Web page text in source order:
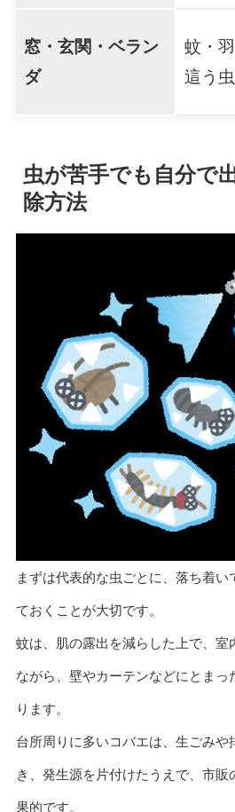
窓・玄関・ベラン
ダ
蚊・羽
這う虫
虫が苦手でも自分で
除方法
まずは代表的な虫ごとに、落ち着い
ておくことが大切です。
蚊は、肌の露出を減らした上で、室
ながら、壁やカーテンなどにとまっ
ります。
台所周りに多いコバエは、生ごみや
き、発生源を片付けたうえで、市販
果的です。